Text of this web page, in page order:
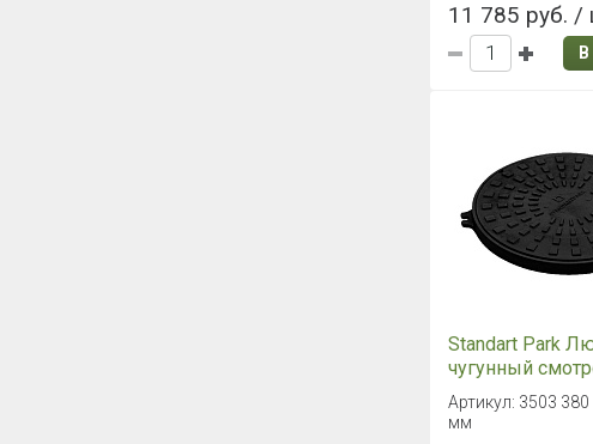
11 785 руб. /
Standart Park
чугунный
Артикул: 3503
мм